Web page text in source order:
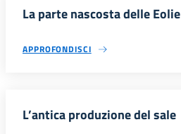
La parte nascosta delle Eolie
APPROFONDISCI
L’antica produzione del sale